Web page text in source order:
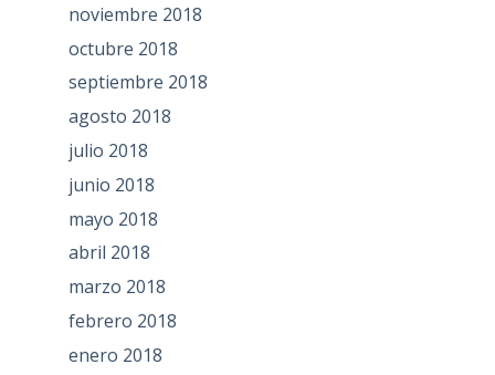
noviembre 2018
octubre 2018
septiembre 2018
agosto 2018
julio 2018
junio 2018
mayo 2018
abril 2018
marzo 2018
febrero 2018
enero 2018